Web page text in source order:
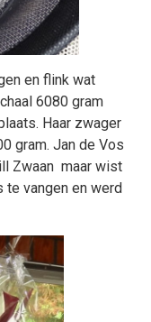
en flink wat
6080 gram
Haar zwager
gram. Jan de Vos
Zwaan maar wist
vangen en werd